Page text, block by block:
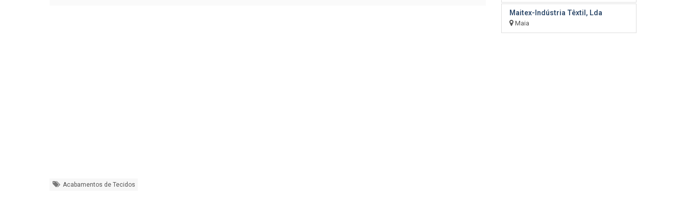
Maitex-Indústria Têxtil, Lda
Maia
Acabamentos de Tecidos